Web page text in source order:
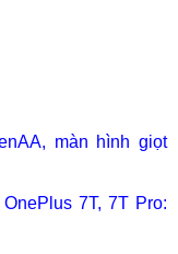
màn hình giọt
7T, 7T Pro: